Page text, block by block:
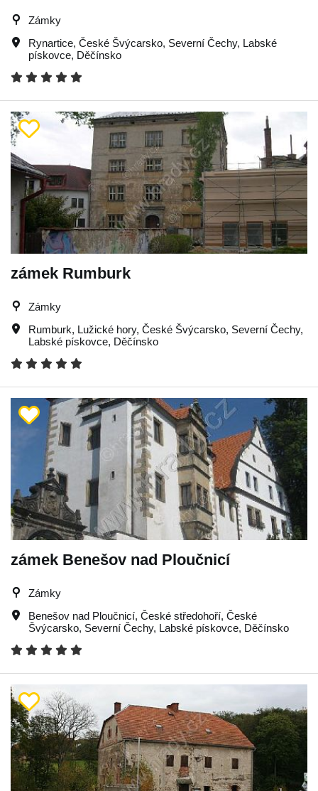
Zámky
Rynartice, České Švýcarsko, Severní Čechy, Labské
pískovce, Děčínsko
zámek Rumburk
Zámky
Rumburk, Lužické hory, České Švýcarsko, Severní Čechy,
Labské pískovce, Děčínsko
zámek Benešov nad Ploučnicí
Zámky
Benešov nad Ploučnicí, České středohoří, České
Švýcarsko, Severní Čechy, Labské pískovce, Děčínsko